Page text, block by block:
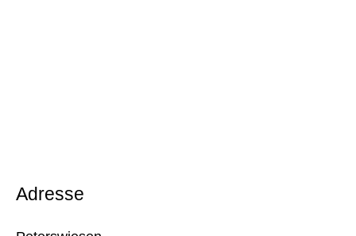
Adresse